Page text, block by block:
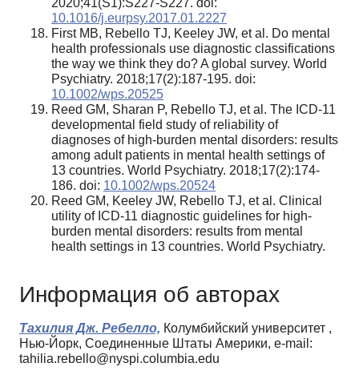
10.1016/j.eurpsy.2017.01.2227
First MB, Rebello TJ, Keeley JW, et al. Do mental
health professionals use diagnostic classifications
the way we think they do? A global survey. World
Psychiatry. 2018;17(2):187-195. doi:
10.1002/wps.20525
Reed GM, Sharan P, Rebello TJ, et al. The ICD-11
developmental field study of reliability of
diagnoses of high-burden mental disorders: results
among adult patients in mental health settings of
13 countries. World Psychiatry. 2018;17(2):174-
186. doi: 10.1002/wps.20524
Reed GM, Keeley JW, Rebello TJ, et al. Clinical
utility of ICD-11 diagnostic guidelines for high-
burden mental disorders: results from mental
health settings in 13 countries. World Psychiatry.
Информация об авторах
Тахилия Дж. Ребелло, Колумбийский университет ,
Нью-Йорк, Соединенные Штаты Америки, e-mail:
tahilia.rebello@nyspi.columbia.edu